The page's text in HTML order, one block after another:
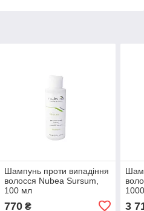
Шампунь проти випадіння
волосся Nubea Sursum,
100 мл
770₴ 3